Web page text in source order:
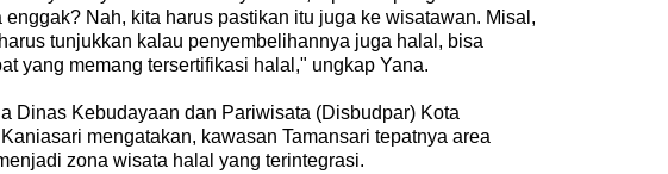
Nah, kita harus pastikan itu juga ke wisatawan. Misal,
tunjukkan kalau penyembelihannya juga halal, bisa
yang memang tersertifikasi halal," ungkap Yana.
Dinas Kebudayaan dan Pariwisata (Disbudpar) Kota
mengatakan, kawasan Tamansari tepatnya area
zona wisata halal yang terintegrasi.